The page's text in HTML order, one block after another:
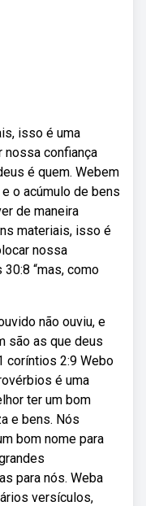
isso é uma
nossa confiança
é quem. Webem
o acúmulo de bens
de maneira
materiais, isso é
nossa
“mas, como
não ouviu, e
são as que deus
coríntios 2:9 Webo
é uma
ter um bom
e bens. Nós
bom nome para
para nós. Weba
versículos,